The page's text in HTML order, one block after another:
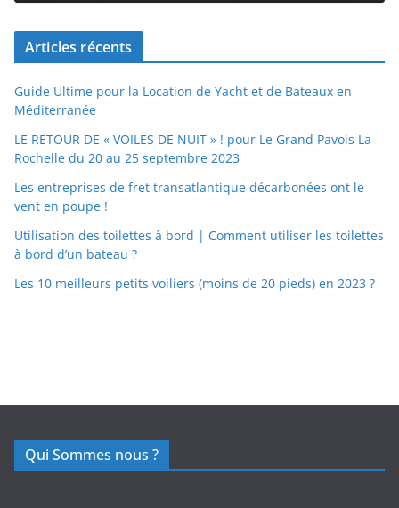
Articles récents
Guide Ultime pour la Location de Yacht et de Bateaux en
Méditerranée
LE RETOUR DE « VOILES DE NUIT » ! pour Le Grand Pavois La
Rochelle du 20 au 25 septembre 2023
Les entreprises de fret transatlantique décarbonées ont le
vent en poupe !
Utilisation des toilettes à bord | Comment utiliser les toilettes
à bord d’un bateau ?
Les 10 meilleurs petits voiliers (moins de 20 pieds) en 2023 ?
Qui Sommes nous ?